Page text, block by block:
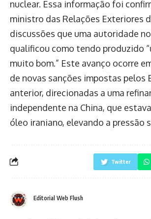
nuclear. Essa informação foi
ministro das Relações Exteriores
discussões que uma autoridade
qualificou como tendo produzido
muito bom.” Este avanço ocorre
de novas sanções impostas pelos
anterior, direcionadas a uma
independente na China, que
óleo iraniano, elevando a pressão
Twitter
Editorial Web Flush